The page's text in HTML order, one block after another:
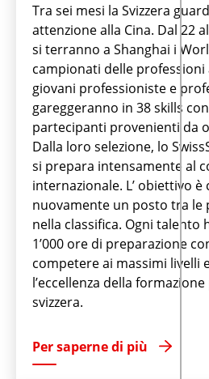
Tra sei mesi la Svizzera
attenzione alla Cina. Dal 22
si terranno a Shanghai i
campionati delle professioni
giovani professioniste e
gareggeranno in 38 skills
partecipanti provenienti da
Dalla loro selezione, lo
si prepara intensamente al
internazionale. L’ obiettivo
nuovamente un posto tra le
nella classifica. Ogni talento
1’000 ore di preparazione
competere ai massimi livelli
l’eccellenza della
svizzera.
Per saperne di più